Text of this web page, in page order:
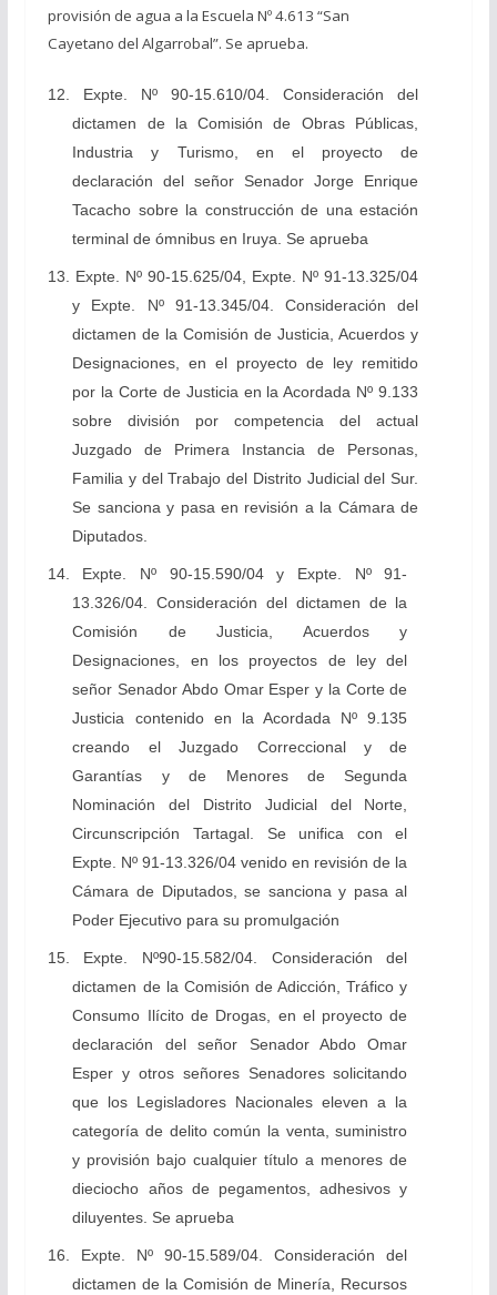
provisión de agua a la Escuela Nº 4.613 “San
Cayetano del Algarrobal”. Se aprueba.
12. Expte. Nº 90-15.610/04. Consideración del
dictamen de la Comisión de Obras Públicas,
Industria y Turismo, en el proyecto de
declaración del señor Senador Jorge Enrique
Tacacho sobre la construcción de una estación
terminal de ómnibus en Iruya. Se aprueba
13. Expte. Nº 90-15.625/04, Expte. Nº 91-13.325/04
y Expte. Nº 91-13.345/04. Consideración del
dictamen de la Comisión de Justicia, Acuerdos y
Designaciones, en el proyecto de ley remitido
por la Corte de Justicia en la Acordada Nº 9.133
sobre división por competencia del actual
Juzgado de Primera Instancia de Personas,
Familia y del Trabajo del Distrito Judicial del Sur.
Se sanciona y pasa en revisión a la Cámara de
Diputados.
14. Expte. Nº 90-15.590/04 y Expte. Nº 91-
13.326/04. Consideración del dictamen de la
Comisión de Justicia, Acuerdos y
Designaciones, en los proyectos de ley del
señor Senador Abdo Omar Esper y la Corte de
Justicia contenido en la Acordada Nº 9.135
creando el Juzgado Correccional y de
Garantías y de Menores de Segunda
Nominación del Distrito Judicial del Norte,
Circunscripción Tartagal. Se unifica con el
Expte. Nº 91-13.326/04 venido en revisión de la
Cámara de Diputados, se sanciona y pasa al
Poder Ejecutivo para su promulgación
15. Expte. Nº90-15.582/04. Consideración del
dictamen de la Comisión de Adicción, Tráfico y
Consumo Ilícito de Drogas, en el proyecto de
declaración del señor Senador Abdo Omar
Esper y otros señores Senadores solicitando
que los Legisladores Nacionales eleven a la
categoría de delito común la venta, suministro
y provisión bajo cualquier título a menores de
dieciocho años de pegamentos, adhesivos y
diluyentes. Se aprueba
16. Expte. Nº 90-15.589/04. Consideración del
dictamen de la Comisión de Minería, Recursos